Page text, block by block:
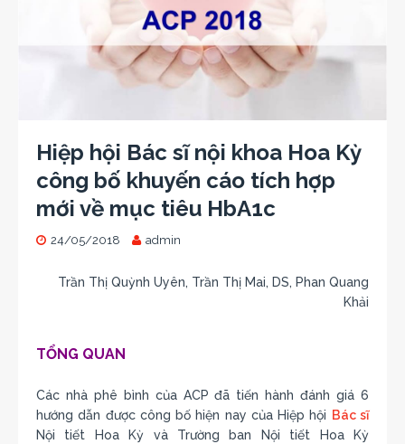
Hiệp hội Bác sĩ nội khoa Hoa Kỳ
công bố khuyến cáo tích hợp
mới về mục tiêu HbA1c
24/05/2018 admin
Trần Thị Quỳnh Uyên, Trần Thị Mai, DS, Phan Quang
Khải
TỔNG QUAN
Các nhà phê bình của ACP đã tiến hành đánh giá 6
hướng dẫn được công bố hiện nay của Hiệp hội Bác sĩ
Nội tiết Hoa Kỳ và Trường ban Nội tiết Hoa Kỳ